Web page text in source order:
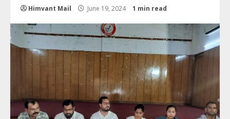
Himvant Mail June 19, 2024 1 min read